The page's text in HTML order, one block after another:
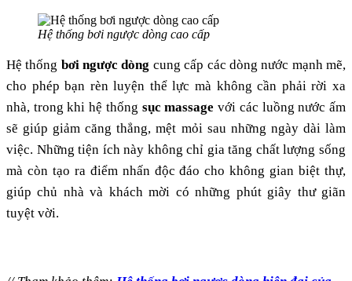
Hệ thống bơi ngược dòng cao cấp
Hệ thống bơi ngược dòng cung cấp các dòng nước mạnh mẽ,
cho phép bạn rèn luyện thể lực mà không cần phải rời xa
nhà, trong khi hệ thống sục massage với các luồng nước ấm
sẽ giúp giảm căng thẳng, mệt mỏi sau những ngày dài làm
việc. Những tiện ích này không chỉ gia tăng chất lượng sống
mà còn tạo ra điểm nhấn độc đáo cho không gian biệt thự,
giúp chủ nhà và khách mời có những phút giây thư giãn
tuyệt vời.